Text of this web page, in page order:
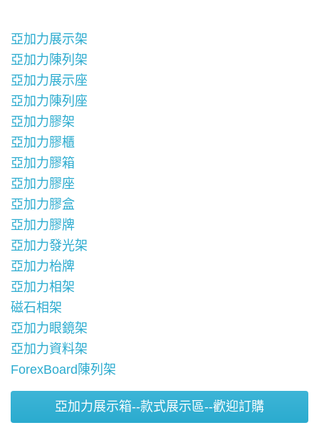
亞加力展示架
亞加力陳列架
亞加力展示座
亞加力陳列座
亞加力膠架
亞加力膠櫃
亞加力膠箱
亞加力膠座
亞加力膠盒
亞加力膠牌
亞加力發光架
亞加力枱牌
亞加力相架
磁石相架
亞加力眼鏡架
亞加力資料架
ForexBoard陳列架
亞加力展示箱--款式展示區--歡迎訂購